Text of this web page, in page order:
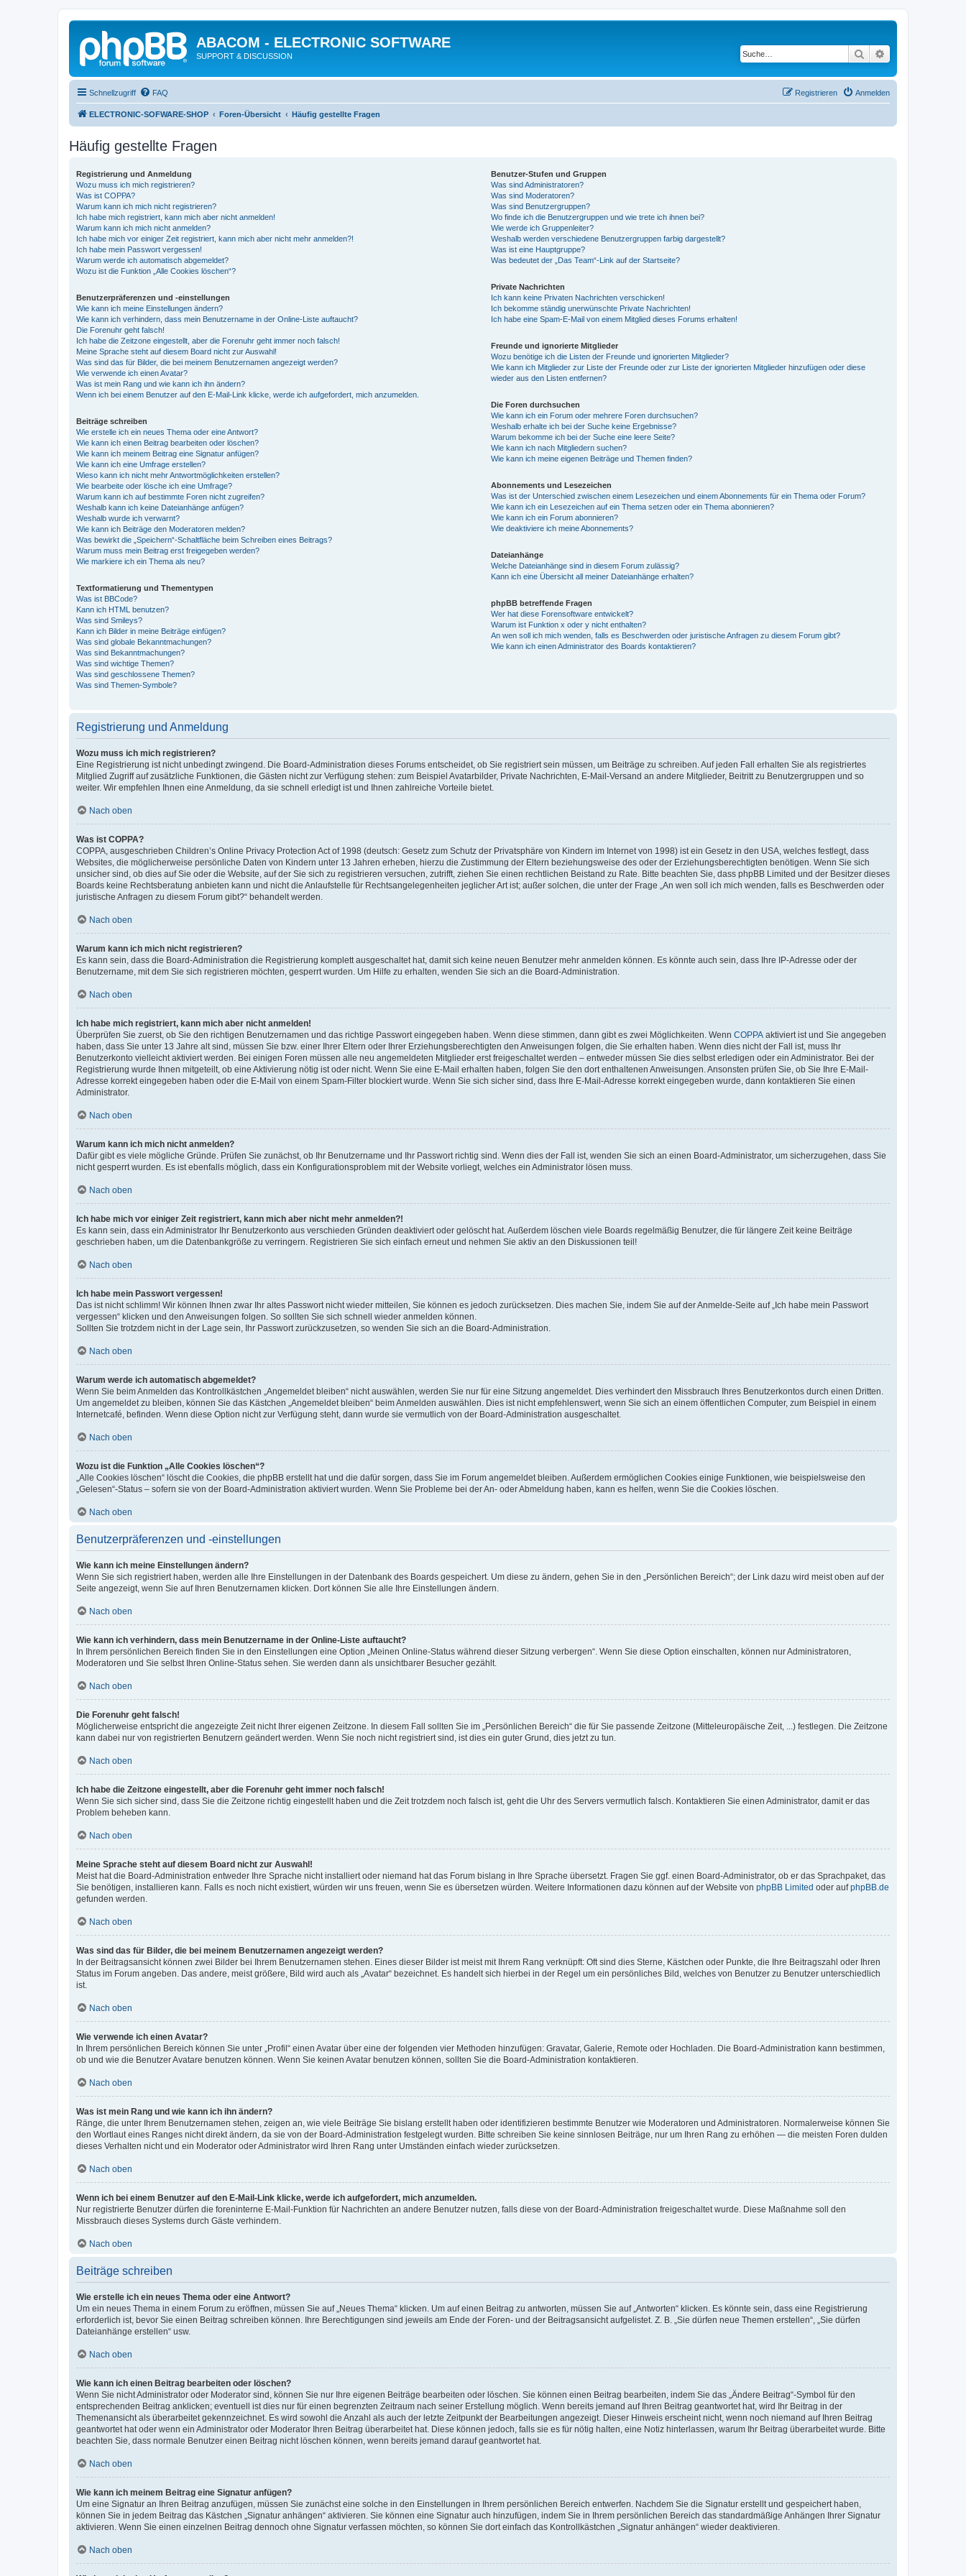
ABACOM - ELECTRONIC SOFTWARE
SUPPORT & DISCUSSION Suche
Schnellzugriff FAQ Anmelden
Registrieren
ELECTRONIC-SOFWARE-SHOP Foren-Übersicht Häufig gestellte Fragen
Häufig gestellte Fragen
Registrierung und Anmeldung
Wozu muss ich mich registrieren?
Was ist COPPA?
Warum kann ich mich nicht registrieren?
Ich habe mich registriert, kann mich aber nicht anmelden!
Warum kann ich mich nicht anmelden?
Ich habe mich vor einiger Zeit registriert, kann mich aber nicht mehr anmelden?!
Ich habe mein Passwort vergessen!
Warum werde ich automatisch abgemeldet?
Wozu ist die Funktion „Alle Cookies löschen“?
Benutzerpräferenzen und -einstellungen
Wie kann ich meine Einstellungen ändern?
Wie kann ich verhindern, dass mein Benutzername in der Online-Liste auftaucht?
Die Forenuhr geht falsch!
Ich habe die Zeitzone eingestellt, aber die Forenuhr geht immer noch falsch!
Meine Sprache steht auf diesem Board nicht zur Auswahl!
Was sind das für Bilder, die bei meinem Benutzernamen angezeigt werden?
Wie verwende ich einen Avatar?
Was ist mein Rang und wie kann ich ihn ändern?
Wenn ich bei einem Benutzer auf den E-Mail-Link klicke, werde ich aufgefordert, mich anzumelden.
Beiträge schreiben
Wie erstelle ich ein neues Thema oder eine Antwort?
Wie kann ich einen Beitrag bearbeiten oder löschen?
Wie kann ich meinem Beitrag eine Signatur anfügen?
Wie kann ich eine Umfrage erstellen?
Wieso kann ich nicht mehr Antwortmöglichkeiten erstellen?
Wie bearbeite oder lösche ich eine Umfrage?
Warum kann ich auf bestimmte Foren nicht zugreifen?
Weshalb kann ich keine Dateianhänge anfügen?
Weshalb wurde ich verwarnt?
Wie kann ich Beiträge den Moderatoren melden?
Was bewirkt die „Speichern“-Schaltfläche beim Schreiben eines Beitrags?
Warum muss mein Beitrag erst freigegeben werden?
Wie markiere ich ein Thema als neu?
Textformatierung und Thementypen
Was ist BBCode?
Kann ich HTML benutzen?
Was sind Smileys?
Kann ich Bilder in meine Beiträge einfügen?
Was sind globale Bekanntmachungen?
Was sind Bekanntmachungen?
Was sind wichtige Themen?
Was sind geschlossene Themen?
Was sind Themen-Symbole?
Benutzer-Stufen und Gruppen
Was sind Administratoren?
Was sind Moderatoren?
Was sind Benutzergruppen?
Wo finde ich die Benutzergruppen und wie trete ich ihnen bei?
Wie werde ich Gruppenleiter?
Weshalb werden verschiedene Benutzergruppen farbig dargestellt?
Was ist eine Hauptgruppe?
Was bedeutet der „Das Team“-Link auf der Startseite?
Private Nachrichten
Ich kann keine Privaten Nachrichten verschicken!
Ich bekomme ständig unerwünschte Private Nachrichten!
Ich habe eine Spam-E-Mail von einem Mitglied dieses Forums erhalten!
Freunde und ignorierte Mitglieder
Wozu benötige ich die Listen der Freunde und ignorierten Mitglieder?
Wie kann ich Mitglieder zur Liste der Freunde oder zur Liste der ignorierten Mitglieder hinzufügen oder diese
wieder aus den Listen entfernen?
Die Foren durchsuchen
Wie kann ich ein Forum oder mehrere Foren durchsuchen?
Weshalb erhalte ich bei der Suche keine Ergebnisse?
Warum bekomme ich bei der Suche eine leere Seite?
Wie kann ich nach Mitgliedern suchen?
Wie kann ich meine eigenen Beiträge und Themen finden?
Abonnements und Lesezeichen
Was ist der Unterschied zwischen einem Lesezeichen und einem Abonnements für ein Thema oder Forum?
Wie kann ich ein Lesezeichen auf ein Thema setzen oder ein Thema abonnieren?
Wie kann ich ein Forum abonnieren?
Wie deaktiviere ich meine Abonnements?
Dateianhänge
Welche Dateianhänge sind in diesem Forum zulässig?
Kann ich eine Übersicht all meiner Dateianhänge erhalten?
phpBB betreffende Fragen
Wer hat diese Forensoftware entwickelt?
Warum ist Funktion x oder y nicht enthalten?
An wen soll ich mich wenden, falls es Beschwerden oder juristische Anfragen zu diesem Forum gibt?
Wie kann ich einen Administrator des Boards kontaktieren?
Registrierung und Anmeldung
Wozu muss ich mich registrieren?
Eine Registrierung ist nicht unbedingt zwingend. Die Board-Administration dieses Forums entscheidet, ob Sie registriert sein müssen, um Beiträge zu schreiben. Auf jeden Fall erhalten Sie als registriertes
Mitglied Zugriff auf zusätzliche Funktionen, die Gästen nicht zur Verfügung stehen: zum Beispiel Avatarbilder, Private Nachrichten, E-Mail-Versand an andere Mitglieder, Beitritt zu Benutzergruppen und so
weiter. Wir empfehlen Ihnen eine Anmeldung, da sie schnell erledigt ist und Ihnen zahlreiche Vorteile bietet.
Nach oben
Was ist COPPA?
COPPA, ausgeschrieben Children’s Online Privacy Protection Act of 1998 (deutsch: Gesetz zum Schutz der Privatsphäre von Kindern im Internet von 1998) ist ein Gesetz in den USA, welches festlegt, dass
Websites, die möglicherweise persönliche Daten von Kindern unter 13 Jahren erheben, hierzu die Zustimmung der Eltern beziehungsweise des oder der Erziehungsberechtigten benötigen. Wenn Sie sich
unsicher sind, ob dies auf Sie oder die Website, auf der Sie sich zu registrieren versuchen, zutrifft, ziehen Sie einen rechtlichen Beistand zu Rate. Bitte beachten Sie, dass phpBB Limited und der Besitzer dieses
Boards keine Rechtsberatung anbieten kann und nicht die Anlaufstelle für Rechtsangelegenheiten jeglicher Art ist; außer solchen, die unter der Frage „An wen soll ich mich wenden, falls es Beschwerden oder
juristische Anfragen zu diesem Forum gibt?“ behandelt werden.
Nach oben
Warum kann ich mich nicht registrieren?
Es kann sein, dass die Board-Administration die Registrierung komplett ausgeschaltet hat, damit sich keine neuen Benutzer mehr anmelden können. Es könnte auch sein, dass Ihre IP-Adresse oder der
Benutzername, mit dem Sie sich registrieren möchten, gesperrt wurden. Um Hilfe zu erhalten, wenden Sie sich an die Board-Administration.
Nach oben
Ich habe mich registriert, kann mich aber nicht anmelden!
Überprüfen Sie zuerst, ob Sie den richtigen Benutzernamen und das richtige Passwort eingegeben haben. Wenn diese stimmen, dann gibt es zwei Möglichkeiten. Wenn COPPA aktiviert ist und Sie angegeben
haben, dass Sie unter 13 Jahre alt sind, müssen Sie bzw. einer Ihrer Eltern oder Ihrer Erziehungsberechtigten den Anweisungen folgen, die Sie erhalten haben. Wenn dies nicht der Fall ist, muss Ihr
Benutzerkonto vielleicht aktiviert werden. Bei einigen Foren müssen alle neu angemeldeten Mitglieder erst freigeschaltet werden – entweder müssen Sie dies selbst erledigen oder ein Administrator. Bei der
Registrierung wurde Ihnen mitgeteilt, ob eine Aktivierung nötig ist oder nicht. Wenn Sie eine E-Mail erhalten haben, folgen Sie den dort enthaltenen Anweisungen. Ansonsten prüfen Sie, ob Sie Ihre E-Mail-
Adresse korrekt eingegeben haben oder die E-Mail von einem Spam-Filter blockiert wurde. Wenn Sie sich sicher sind, dass Ihre E-Mail-Adresse korrekt eingegeben wurde, dann kontaktieren Sie einen
Administrator.
Nach oben
Warum kann ich mich nicht anmelden?
Dafür gibt es viele mögliche Gründe. Prüfen Sie zunächst, ob Ihr Benutzername und Ihr Passwort richtig sind. Wenn dies der Fall ist, wenden Sie sich an einen Board-Administrator, um sicherzugehen, dass Sie
nicht gesperrt wurden. Es ist ebenfalls möglich, dass ein Konfigurationsproblem mit der Website vorliegt, welches ein Administrator lösen muss.
Nach oben
Ich habe mich vor einiger Zeit registriert, kann mich aber nicht mehr anmelden?!
Es kann sein, dass ein Administrator Ihr Benutzerkonto aus verschieden Gründen deaktiviert oder gelöscht hat. Außerdem löschen viele Boards regelmäßig Benutzer, die für längere Zeit keine Beiträge
geschrieben haben, um die Datenbankgröße zu verringern. Registrieren Sie sich einfach erneut und nehmen Sie aktiv an den Diskussionen teil!
Nach oben
Ich habe mein Passwort vergessen!
Das ist nicht schlimm! Wir können Ihnen zwar Ihr altes Passwort nicht wieder mitteilen, Sie können es jedoch zurücksetzen. Dies machen Sie, indem Sie auf der Anmelde-Seite auf „Ich habe mein Passwort
vergessen“ klicken und den Anweisungen folgen. So sollten Sie sich schnell wieder anmelden können.
Sollten Sie trotzdem nicht in der Lage sein, Ihr Passwort zurückzusetzen, so wenden Sie sich an die Board-Administration.
Nach oben
Warum werde ich automatisch abgemeldet?
Wenn Sie beim Anmelden das Kontrollkästchen „Angemeldet bleiben“ nicht auswählen, werden Sie nur für eine Sitzung angemeldet. Dies verhindert den Missbrauch Ihres Benutzerkontos durch einen Dritten.
Um angemeldet zu bleiben, können Sie das Kästchen „Angemeldet bleiben“ beim Anmelden auswählen. Dies ist nicht empfehlenswert, wenn Sie sich an einem öffentlichen Computer, zum Beispiel in einem
Internetcafé, befinden. Wenn diese Option nicht zur Verfügung steht, dann wurde sie vermutlich von der Board-Administration ausgeschaltet.
Nach oben
Wozu ist die Funktion „Alle Cookies löschen“?
„Alle Cookies löschen“ löscht die Cookies, die phpBB erstellt hat und die dafür sorgen, dass Sie im Forum angemeldet bleiben. Außerdem ermöglichen Cookies einige Funktionen, wie beispielsweise den
„Gelesen“-Status – sofern sie von der Board-Administration aktiviert wurden. Wenn Sie Probleme bei der An- oder Abmeldung haben, kann es helfen, wenn Sie die Cookies löschen.
Nach oben
Benutzerpräferenzen und -einstellungen
Wie kann ich meine Einstellungen ändern?
Wenn Sie sich registriert haben, werden alle Ihre Einstellungen in der Datenbank des Boards gespeichert. Um diese zu ändern, gehen Sie in den „Persönlichen Bereich“; der Link dazu wird meist oben auf der
Seite angezeigt, wenn Sie auf Ihren Benutzernamen klicken. Dort können Sie alle Ihre Einstellungen ändern.
Nach oben
Wie kann ich verhindern, dass mein Benutzername in der Online-Liste auftaucht?
In Ihrem persönlichen Bereich finden Sie in den Einstellungen eine Option „Meinen Online-Status während dieser Sitzung verbergen“. Wenn Sie diese Option einschalten, können nur Administratoren,
Moderatoren und Sie selbst Ihren Online-Status sehen. Sie werden dann als unsichtbarer Besucher gezählt.
Nach oben
Die Forenuhr geht falsch!
Möglicherweise entspricht die angezeigte Zeit nicht Ihrer eigenen Zeitzone. In diesem Fall sollten Sie im „Persönlichen Bereich“ die für Sie passende Zeitzone (Mitteleuropäische Zeit, ...) festlegen. Die Zeitzone
kann dabei nur von registrierten Benutzern geändert werden. Wenn Sie noch nicht registriert sind, ist dies ein guter Grund, dies jetzt zu tun.
Nach oben
Ich habe die Zeitzone eingestellt, aber die Forenuhr geht immer noch falsch!
Wenn Sie sich sicher sind, dass Sie die Zeitzone richtig eingestellt haben und die Zeit trotzdem noch falsch ist, geht die Uhr des Servers vermutlich falsch. Kontaktieren Sie einen Administrator, damit er das
Problem beheben kann.
Nach oben
Meine Sprache steht auf diesem Board nicht zur Auswahl!
Meist hat die Board-Administration entweder Ihre Sprache nicht installiert oder niemand hat das Forum bislang in Ihre Sprache übersetzt. Fragen Sie ggf. einen Board-Administrator, ob er das Sprachpaket, das
Sie benötigen, installieren kann. Falls es noch nicht existiert, würden wir uns freuen, wenn Sie es übersetzen würden. Weitere Informationen dazu können auf der Website von phpBB Limited oder aufphpBB.de
gefunden werden.
Nach oben
Was sind das für Bilder, die bei meinem Benutzernamen angezeigt werden?
In der Beitragsansicht können zwei Bilder bei Ihrem Benutzernamen stehen. Eines dieser Bilder ist meist mit Ihrem Rang verknüpft: Oft sind dies Sterne, Kästchen oder Punkte, die Ihre Beitragszahl oder Ihren
Status im Forum angeben. Das andere, meist größere, Bild wird auch als „Avatar“ bezeichnet. Es handelt sich hierbei in der Regel um ein persönliches Bild, welches von Benutzer zu Benutzer unterschiedlich
ist.
Nach oben
Wie verwende ich einen Avatar?
In Ihrem persönlichen Bereich können Sie unter „Profil“ einen Avatar über eine der folgenden vier Methoden hinzufügen: Gravatar, Galerie, Remote oder Hochladen. Die Board-Administration kann bestimmen,
ob und wie die Benutzer Avatare benutzen können. Wenn Sie keinen Avatar benutzen können, sollten Sie die Board-Administration kontaktieren.
Nach oben
Was ist mein Rang und wie kann ich ihn ändern?
Ränge, die unter Ihrem Benutzernamen stehen, zeigen an, wie viele Beiträge Sie bislang erstellt haben oder identifizieren bestimmte Benutzer wie Moderatoren und Administratoren. Normalerweise können Sie
den Wortlaut eines Ranges nicht direkt ändern, da sie von der Board-Administration festgelegt wurden. Bitte schreiben Sie keine sinnlosen Beiträge, nur um Ihren Rang zu erhöhen — die meisten Foren dulden
dieses Verhalten nicht und ein Moderator oder Administrator wird Ihren Rang unter Umständen einfach wieder zurücksetzen.
Nach oben
Wenn ich bei einem Benutzer auf den E-Mail-Link klicke, werde ich aufgefordert, mich anzumelden.
Nur registrierte Benutzer dürfen die foreninterne E-Mail-Funktion für Nachrichten an andere Benutzer nutzen, falls diese von der Board-Administration freigeschaltet wurde. Diese Maßnahme soll den
Missbrauch dieses Systems durch Gäste verhindern.
Nach oben
Beiträge schreiben
Wie erstelle ich ein neues Thema oder eine Antwort?
Um ein neues Thema in einem Forum zu eröffnen, müssen Sie auf „Neues Thema“ klicken. Um auf einen Beitrag zu antworten, müssen Sie auf „Antworten“ klicken. Es könnte sein, dass eine Registrierung
erforderlich ist, bevor Sie einen Beitrag schreiben können. Ihre Berechtigungen sind jeweils am Ende der Foren- und der Beitragsansicht aufgelistet. Z. B. „Sie dürfen neue Themen erstellen“, „Sie dürfen
Dateianhänge erstellen“ usw.
Nach oben
Wie kann ich einen Beitrag bearbeiten oder löschen?
Wenn Sie nicht Administrator oder Moderator sind, können Sie nur Ihre eigenen Beiträge bearbeiten oder löschen. Sie können einen Beitrag bearbeiten, indem Sie das „Ändere Beitrag“-Symbol für den
entsprechenden Beitrag anklicken; eventuell ist dies nur für einen begrenzten Zeitraum nach seiner Erstellung möglich. Wenn bereits jemand auf Ihren Beitrag geantwortet hat, wird Ihr Beitrag in der
Themenansicht als überarbeitet gekennzeichnet. Es wird sowohl die Anzahl als auch der letzte Zeitpunkt der Bearbeitungen angezeigt. Dieser Hinweis erscheint nicht, wenn noch niemand auf Ihren Beitrag
geantwortet hat oder wenn ein Administrator oder Moderator Ihren Beitrag überarbeitet hat. Diese können jedoch, falls sie es für nötig halten, eine Notiz hinterlassen, warum Ihr Beitrag überarbeitet wurde. Bitte
beachten Sie, dass normale Benutzer einen Beitrag nicht löschen können, wenn bereits jemand darauf geantwortet hat.
Nach oben
Wie kann ich meinem Beitrag eine Signatur anfügen?
Um eine Signatur an Ihren Beitrag anzufügen, müssen Sie zunächst eine solche in den Einstellungen in Ihrem persönlichen Bereich entwerfen. Nachdem Sie die Signatur erstellt und gespeichert haben,
können Sie in jedem Beitrag das Kästchen „Signatur anhängen“ aktivieren. Sie können eine Signatur auch hinzufügen, indem Sie in Ihrem persönlichen Bereich das standardmäßige Anhängen Ihrer Signatur
aktivieren. Wenn Sie einen einzelnen Beitrag dennoch ohne Signatur verfassen möchten, so können Sie dort einfach das Kontrollkästchen „Signatur anhängen“ wieder deaktivieren.
Nach oben